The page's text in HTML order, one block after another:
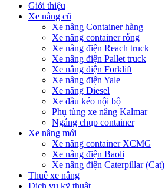
Giới thiệu
Xe nâng cũ
Xe nâng Container hàng
Xe nâng container rỗng
Xe nâng điện Reach truck
Xe nâng điện Pallet truck
Xe nâng điện Forklift
Xe nâng điện Yale
Xe nâng Diesel
Xe đầu kéo nội bộ
Phụ tùng xe nâng Kalmar
Ngáng chụp container
Xe nâng mới
Xe nâng container XCMG
Xe nâng điện Baoli
Xe nâng điện Caterpillar (Cat)
Thuê xe nâng
Dịch vụ kỹ thuật